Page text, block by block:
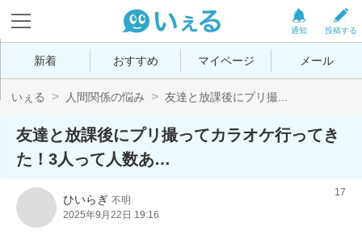
投稿する
通知
新着 おすすめ マイページ メール
いぇる 人間関係の悩み 友達と放課後にプリ撮...
友達と放課後にプリ撮ってカラオケ行ってき
た！3人って人数あ…
ひいらぎ 不明
2025年9月22日 19:16
17